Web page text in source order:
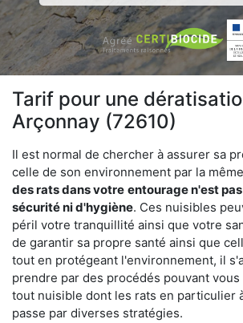
Tarif pour une
Arçonnay (72610)
Il est normal de chercher à assurer sa
celle de son environnement par la
des rats dans votre entourage n'est
sécurité ni d'hygiène. Ces nuisibles
péril votre tranquillité ainsi que votre
de garantir sa propre santé ainsi que
tout en protégeant l'environnement, il
prendre par des procédés pouvant
tout nuisible dont les rats en particulier
passe par diverses stratégies.